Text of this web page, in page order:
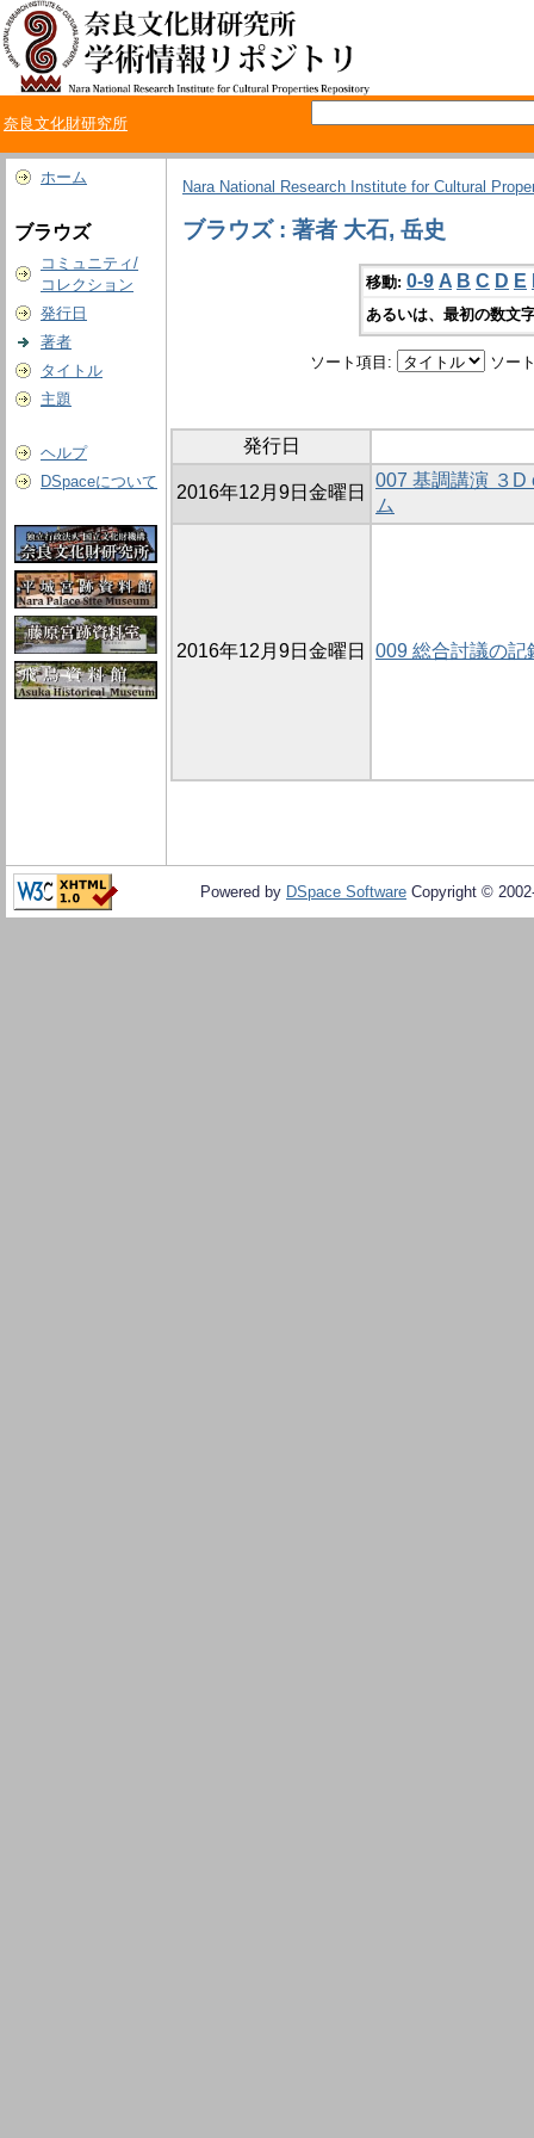
奈良文化財研究所
ホーム
ブラウズ
コミュニティ/
コレクション
発行日
著者
タイトル
主題
ヘルプ
DSpaceについて
Nara National Research Institute for Cultural
ブラウズ : 著者 大石, 岳史
移動: 0-9 A B C D E
あるいは、最初の数文
ソート項目: ソー
発行日
2016年12月9日金曜日
007 基調講演 ３D
ム
2016年12月9日金曜日 009 総合討議の記
Powered by DSpace Software Copyright ©